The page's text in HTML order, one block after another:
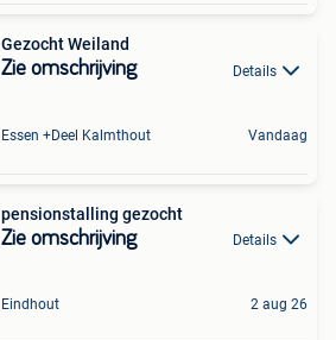
Gezocht Weiland
Zie omschrijving Details
Essen +Deel Kalmthout Vandaag
pensionstalling gezocht
Zie omschrijving Details
Eindhout 2 aug 26